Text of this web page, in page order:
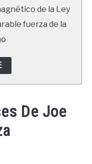
de la Ley
fuerza de la
De Joe